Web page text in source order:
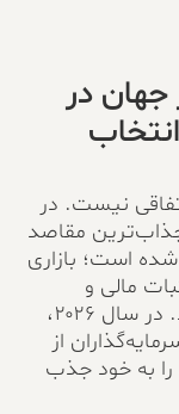
جهان در
انتخاب
نیست. در
مقاصد
است؛ بازاری
مالی و
چشم‌انداز رشد بلندمدت را ارائه می‌دهد. در سال ۲۰۲۶،
از
را به خود جذب